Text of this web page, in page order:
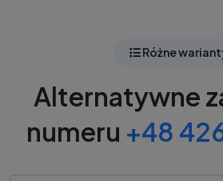
Różne
Alternatywne
numeru +48